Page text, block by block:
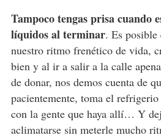
Tampoco tengas prisa cuando
líquidos al terminar. Es posible
nuestro ritmo frenético de vida,
bien y al ir a salir a la calle
de donar, nos demos cuenta de
pacientemente, toma el
con la gente que haya allí… Y
aclimatarse sin meterle mucho